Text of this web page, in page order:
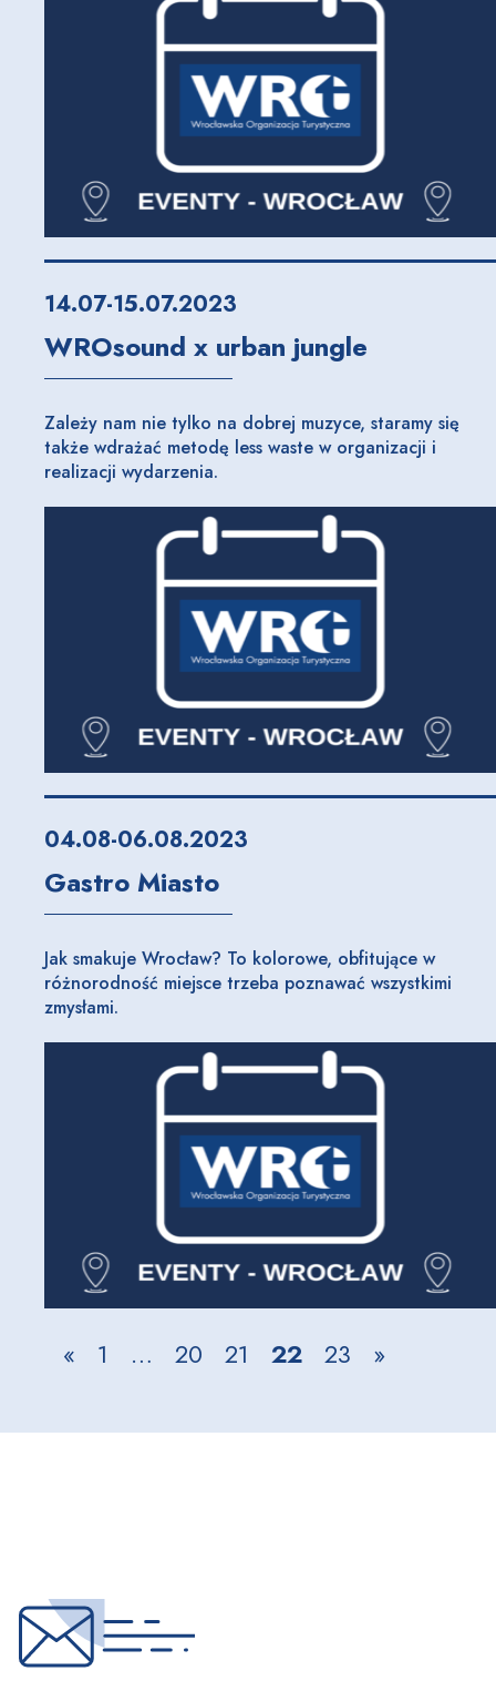
14.07-15.07.2023
WROsound x urban jungle
Zależy nam nie tylko na dobrej muzyce, staramy się
także wdrażać metodę less waste w organizacji i
realizacji wydarzenia.
04.08-06.08.2023
Gastro Miasto
Jak smakuje Wrocław? To kolorowe, obfitujące w
różnorodność miejsce trzeba poznawać wszystkimi
zmysłami.
« 1 … 20 21 22 23 »